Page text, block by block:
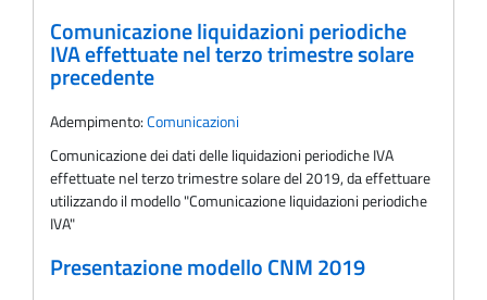
Comunicazione liquidazioni periodiche
IVA effettuate nel terzo trimestre solare
precedente
Adempimento:Comunicazioni
Comunicazione dei dati delle liquidazioni periodiche IVA
effettuate nel terzo trimestre solare del 2019, da effettuare
utilizzando il modello "Comunicazione liquidazioni periodiche
IVA"
Presentazione modello CNM 2019